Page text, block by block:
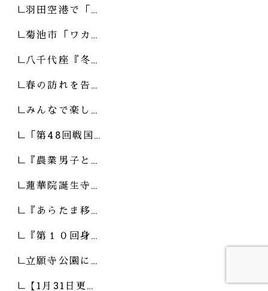
羽田空港で「…
菊池市「ワカ…
八千代座『冬…
春の訪れを告…
みんなで楽し…
「第48回戦国…
『農業男子と…
蓮華院誕生寺…
『あらたま移…
『第１０回身…
立願寺公園に…
【1月31日更…